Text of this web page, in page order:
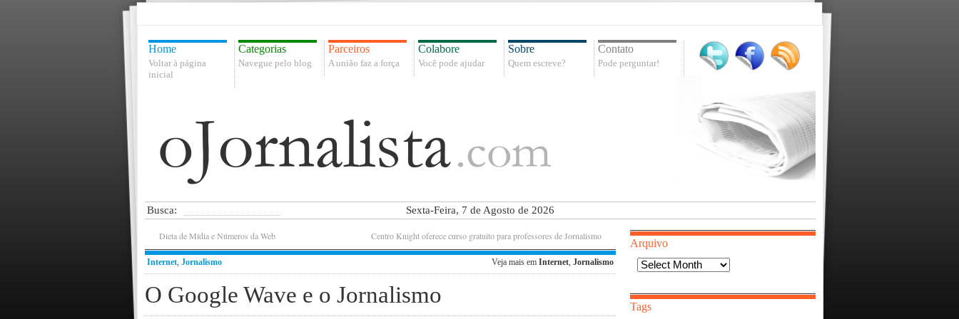
Home
Voltar à página
inicial
Categorias
Navegue pelo blog
Parceiros
A união faz a força
Colabore
Você pode ajudar
Sobre
Quem escreve?
Contato
Pode perguntar!
Busca: Sexta-Feira, 7 de Agosto de 2026
Dieta de Mídia e Números da Web Centro Knight oferece curso gratuito para professores de Jornalismo
Internet, Jornalismo Veja mais em Internet, Jornalismo
O Google Wave e o Jornalismo
Arquivo
Arquivo
Tags